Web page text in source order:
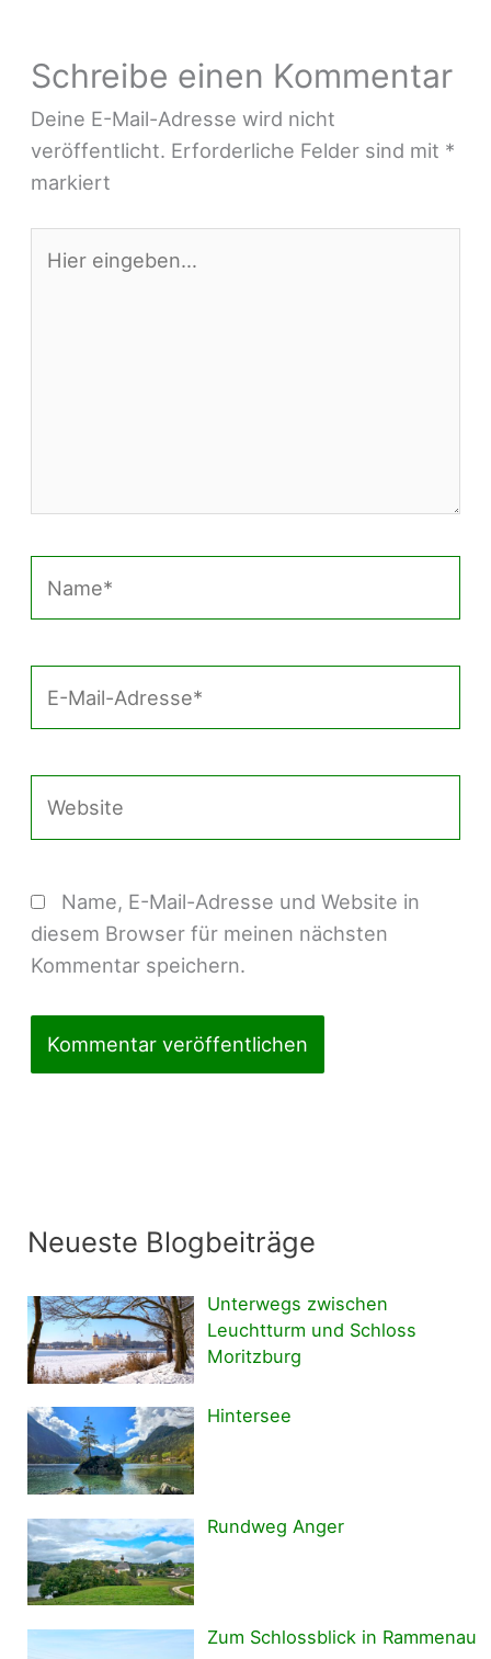
Schreibe einen Kommentar
Deine E-Mail-Adresse wird nicht
veröffentlicht. Erforderliche Felder sind mit *
markiert
eingeben…
Mail-
Name, E-Mail-Adresse und Website in
diesem Browser für meinen nächsten
Kommentar speichern.
Neueste Blogbeiträge
Unterwegs zwischen
Leuchtturm und Schloss
Moritzburg
Hintersee
Rundweg Anger
Zum Schlossblick in Rammenau